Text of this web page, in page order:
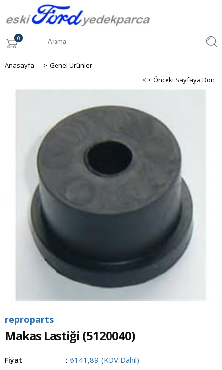
0
Anasayfa > Genel Ürünler
< < Önceki Sayfaya Dön
reproparts
Makas Lastiği (5120040)
Fiyat : ₺141,89 (KDV Dahil)